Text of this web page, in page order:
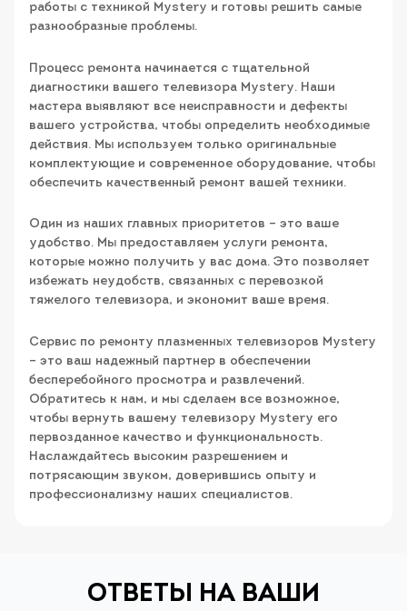
работы с техникой Mystery и готовы решить самые
разнообразные проблемы.
Процесс ремонта начинается с тщательной
диагностики вашего телевизора Mystery. Наши
мастера выявляют все неисправности и дефекты
вашего устройства, чтобы определить необходимые
действия. Мы используем только оригинальные
комплектующие и современное оборудование, чтобы
обеспечить качественный ремонт вашей техники.
Один из наших главных приоритетов – это ваше
удобство. Мы предоставляем услуги ремонта,
которые можно получить у вас дома. Это позволяет
избежать неудобств, связанных с перевозкой
тяжелого телевизора, и экономит ваше время.
Сервис по ремонту плазменных телевизоров Mystery
– это ваш надежный партнер в обеспечении
бесперебойного просмотра и развлечений.
Обратитесь к нам, и мы сделаем все возможное,
чтобы вернуть вашему телевизору Mystery его
первозданное качество и функциональность.
Наслаждайтесь высоким разрешением и
потрясающим звуком, доверившись опыту и
профессионализму наших специалистов.
ОТВЕТЫ НА ВАШИ